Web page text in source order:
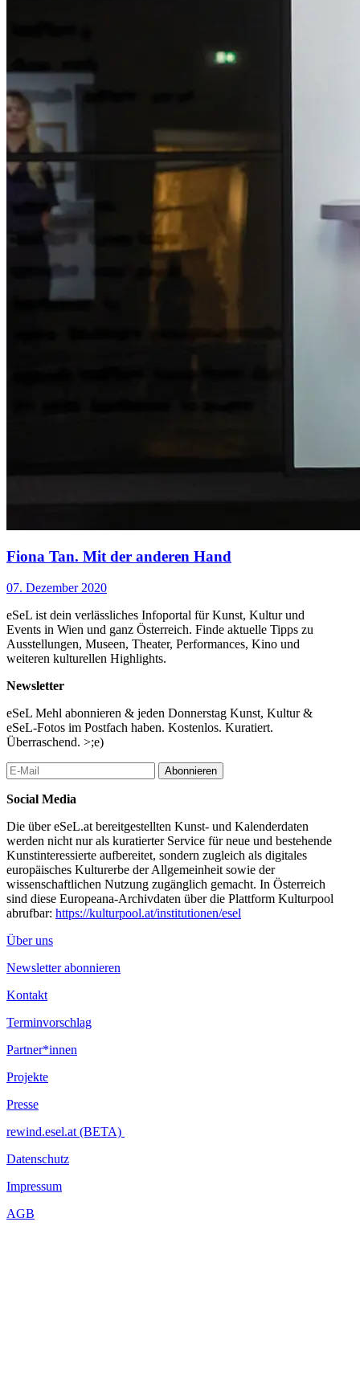
Fiona Tan. Mit der anderen Hand
07. Dezember 2020
eSeL ist dein verlässliches Infoportal für Kunst, Kultur und
Events in Wien und ganz Österreich. Finde aktuelle Tipps zu
Ausstellungen, Museen, Theater, Performances, Kino und
weiteren kulturellen Highlights.
Newsletter
eSeL Mehl abonnieren & jeden Donnerstag Kunst, Kultur &
eSeL-Fotos im Postfach haben. Kostenlos. Kuratiert.
Überraschend. >;e)
Abonnieren
Social Media
Die über eSeL.at bereitgestellten Kunst- und Kalenderdaten
werden nicht nur als kuratierter Service für neue und bestehende
Kunstinteressierte aufbereitet, sondern zugleich als digitales
europäisches Kulturerbe der Allgemeinheit sowie der
wissenschaftlichen Nutzung zugänglich gemacht. In Österreich
sind diese Europeana-Archivdaten über die Plattform Kulturpool
abrufbar: https://kulturpool.at/institutionen/esel
Über uns
Newsletter abonnieren
Kontakt
Terminvorschlag
Partner*innen
Projekte
Presse
rewind.esel.at (BETA)
Datenschutz
Impressum
AGB